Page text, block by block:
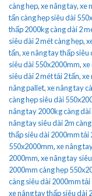
càng hẹp,xe nâng tay,xe
tấn càng hẹp siêu dài
thấp 2000kg càng dài 2
siêu dài 2 mét càng hẹp,
tấn,xe nâng tay thấp
siêu dài 550x2000mm,xe
siêu dài 2 mét tải 2 tấn,xe
nâng pallet,xe nâng tay
càng hẹp siêu dài
nâng tay 2000kg càng
nâng tay siêu dài 2m
thấp siêu dài 2000mm tải
550x2000mm,xe nâng
2000mm,xe nâng tay
2000mm càng hẹp
càng siêu dài 2000mm tải
xe nâng tay thấp siêu dài